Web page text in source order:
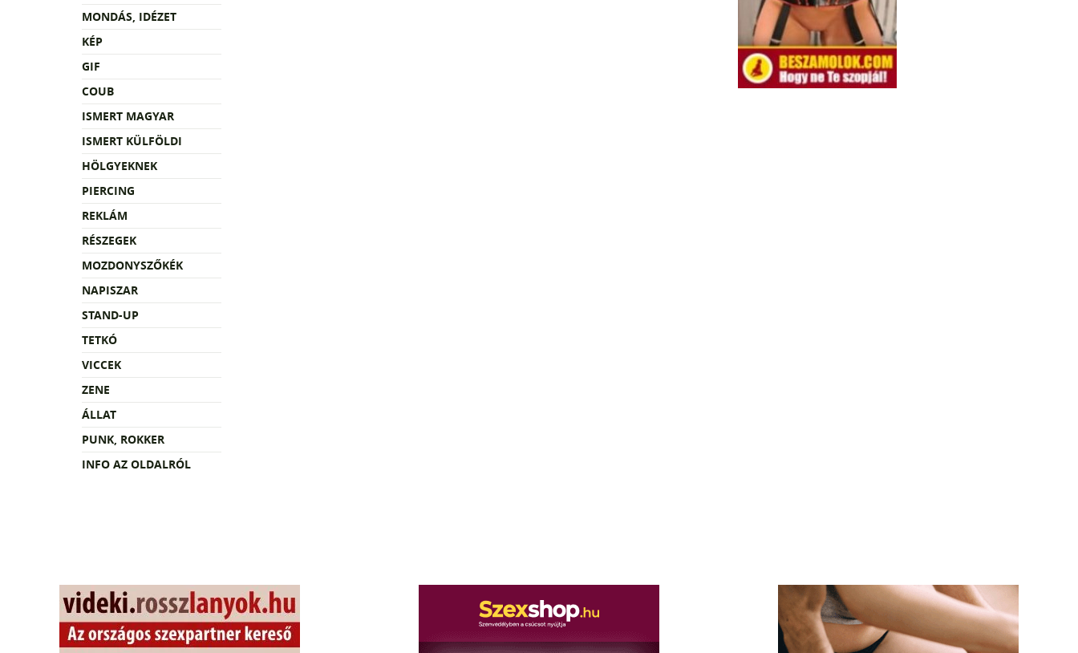
MONDÁS, IDÉZET
KÉP
GIF
COUB
ISMERT MAGYAR
ISMERT KÜLFÖLDI
HÖLGYEKNEK
PIERCING
REKLÁM
RÉSZEGEK
MOZDONYSZŐKÉK
NAPISZAR
STAND-UP
TETKÓ
VICCEK
ZENE
ÁLLAT
PUNK, ROKKER
INFO AZ OLDALRÓL